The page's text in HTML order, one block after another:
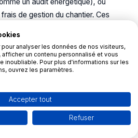
un audit énergétique), ou
de gestion du chantier. Ces
une prise en charge complète et
tout en incluant des dépenses
mise en œuvre.
analyser les données de nos visiteurs,
afficher un contenu personnalisé et vous
inoubliable. Pour plus d'informations sur les
ouvrez les paramètres.
Accepter tout
Refuser